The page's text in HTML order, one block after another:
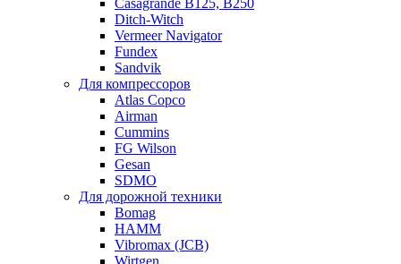
Ditch-Witch
Vermeer Navigator
Fundex
Sandvik
Для компрессоров
Atlas Copco
Airman
Cummins
FG Wilson
Gesan
SDMO
Для дорожной техники
Bomag
HAMM
Vibromax (JCB)
Wirtgen